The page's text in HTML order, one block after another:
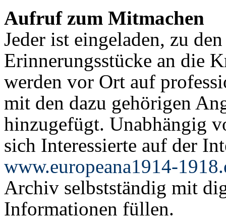
Aufruf zum Mitmachen
Jeder ist eingeladen, zu
Erinnerungsstücke an die
werden vor Ort auf
mit den dazu gehörigen
hinzugefügt. Unabhängig
sich Interessierte auf der
www.europeana1914-
Archiv selbstständig mit
Informationen füllen.